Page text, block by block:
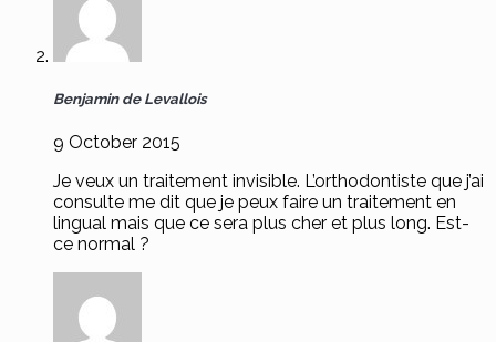
Benjamin de Levallois
9 October 2015
Je veux un traitement invisible. L’orthodontiste que j’ai
consulte me dit que je peux faire un traitement en
lingual mais que ce sera plus cher et plus long. Est-
ce normal ?